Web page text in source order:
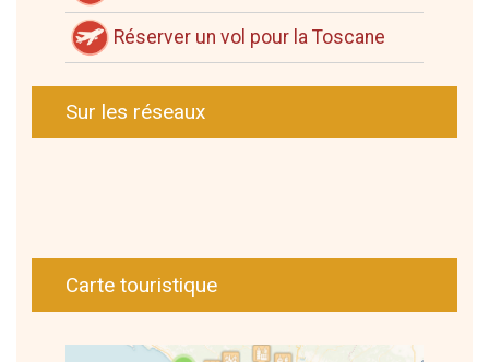
Réserver un vol pour la Toscane
Sur les réseaux
Carte touristique